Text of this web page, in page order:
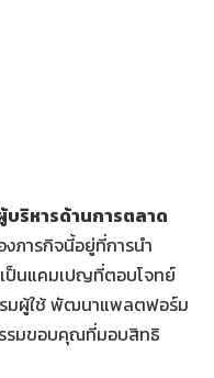
ริหารด้านการตลาด
ภารกิจนี้อยู่ที่การนำ
ป็นแคมเปญที่ตอบโจทย์
รมผู้ใช้ พัฒนาแพลตฟอร์ม
รมขอบคุณที่มอบสิทธิ